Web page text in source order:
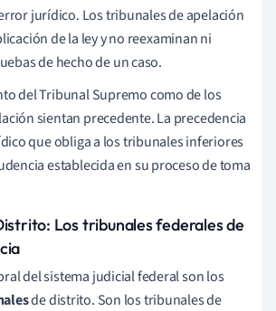
jurídico. Los tribunales de apelación
de la ley y no reexaminan ni
de hecho de un caso.
del Tribunal Supremo como de los
sientan precedente. La precedencia
que obliga a los tribunales inferiores
establecida en su proceso de toma
Los tribunales federales de
del sistema judicial federal son los
de distrito. Son los tribunales de